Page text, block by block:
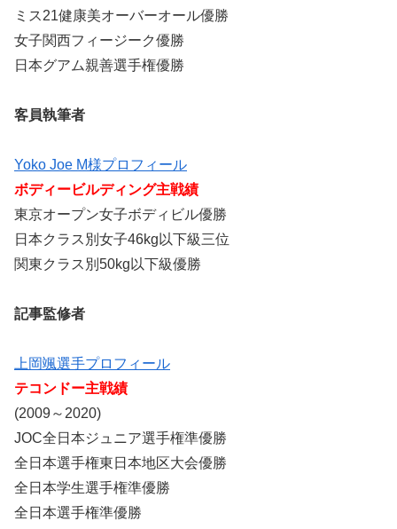
ミス21健康美オーバーオール優勝
女子関西フィージーク優勝
日本グアム親善選手権優勝
客員執筆者
Yoko Joe M様プロフィール
ボディービルディング主戦績
東京オープン女子ボディビル優勝
日本クラス別女子46kg以下級三位
関東クラス別50kg以下級優勝
記事監修者
上岡颯選手プロフィール
テコンドー主戦績
(2009～2020)
JOC全日本ジュニア選手権準優勝
全日本選手権東日本地区大会優勝
全日本学生選手権準優勝
全日本選手権準優勝